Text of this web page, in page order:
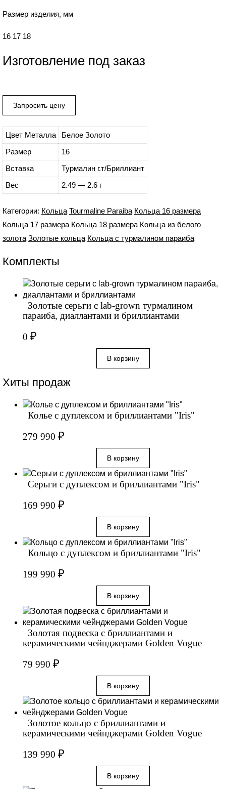
Размер изделия, мм
16 17 18
Изготовление под заказ
Цвет Металла
Белое Золото
Размер
16
Вставка
Турмалин г.т/Бриллиант
Вес
2.49 — 2.6 г
Категории: Кольца Tourmaline Paraiba Кольца 16 размера
Кольца 17 размера Кольца 18 размера Кольца из белого
золота Золотые кольца Кольца с турмалином параиба
Комплекты
Золотые серьги с lab-grown турмалином
параиба, диаллантами и бриллиантами
0 ₽
Хиты продаж
Колье с дуплексом и бриллиантами "Iris"
279 990 ₽
Серьги с дуплексом и бриллиантами "Iris"
169 990 ₽
Кольцо с дуплексом и бриллиантами "Iris"
199 990 ₽
Золотая подвеска с бриллиантами и
керамическими чейнджерами Golden Vogue
79 990 ₽
Золотое кольцо с бриллиантами и
керамическими чейнджерами Golden Vogue
139 990 ₽